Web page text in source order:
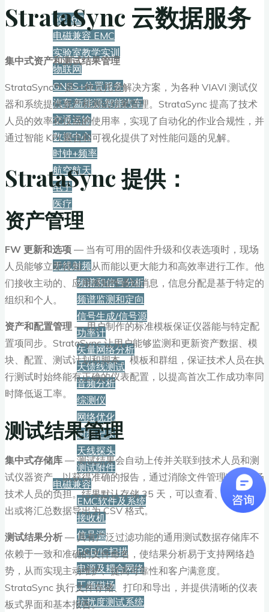
5G+6G
电磁兼容 EMC
实验室教学实训
物联网
GNSS+位置服务
汽车·新能源·智能汽车
交通运输
数据中心
时钟+频率
航空航天
电子
医疗
无线射频
频谱和信号分析
频谱监测和定向
信号生成/信号源
功率计
矢量网络分析
天馈线测试
音频分析
综测仪
网络优化
射频记录
天线探头
测试附件
电磁兼容
EMC软件及系统
接收机
信号源
PCB/IC扫描
电源及耦合网络
工频磁场
抗扰度测试系统
StrataSync 云数据服务
集中式资产和测试结果管理
StrataSync™ 是一种云托管解决方案，为各种 VIAVI 测试仪
器和系统提供资产和测试结果管理。StrataSync 提高了技术
人员的效率和仪器的使用率，实现了自动化的作业合规性，并
通过智能 KPI 聚合和可视化提供了对性能问题的见解。
StrataSync 提供：
资产管理
FW 更新和选项 — 当有可用的固件升级和仪表选项时，现场
人员能够立即得知，从而能以更大能力和高效率进行工作。他
们接收主动的、应用感知性通知消息，信息分配是基于特定的
组织和个人。
资产和配置管理 — 用户制作的标准模板保证仪器能与特定配
置项同步。StrataSync 让用户能够监测和更新资产数据、模
块、配置、测试计划和脚本、模板和群组，保证技术人员在执
行测试时始终能有正确的仪表配置，以提高首次工作成功率同
时降低返工率。
测试结果管理
集中式存储库 — 测试结果会自动上传并关联到技术人员和测
试仪器资产，以获得准确的报告，通过消除文件管理减轻现场
技术人员的负担。结果默认存储 35 天，可以查看、打印、导
出或将汇总数据导出为 CSV 格式。
测试结果分析 — 具有广泛过滤功能的通用测试数据存储库不
依赖于一致和准确的文件命名，使结果分析易于支持网络趋
势，从而实现主动维护、提高可靠性和客户满意度。
StrataSync 执行文件存储、打印和导出，并提供清晰的仪表
板式界面和基本报告。